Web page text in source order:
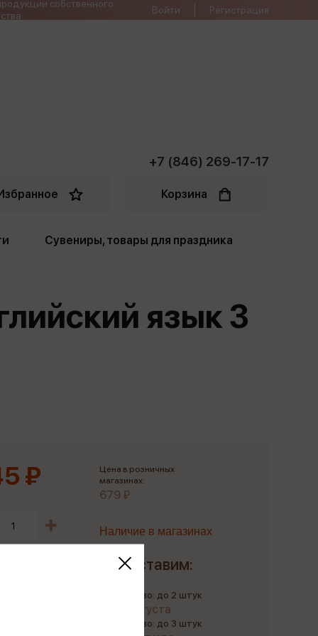
собственного
Войти Регистрация
+7 (846) 269-17-17
Корзина
Сувениры, товары для праздника
Пакеты
язык 3
₽
Цена в розничных
магазинах:
679 ₽
Наличие в магазинах
Доставим:
Количество: до 2 штук
до 11 августа
Количество: до 3 штук